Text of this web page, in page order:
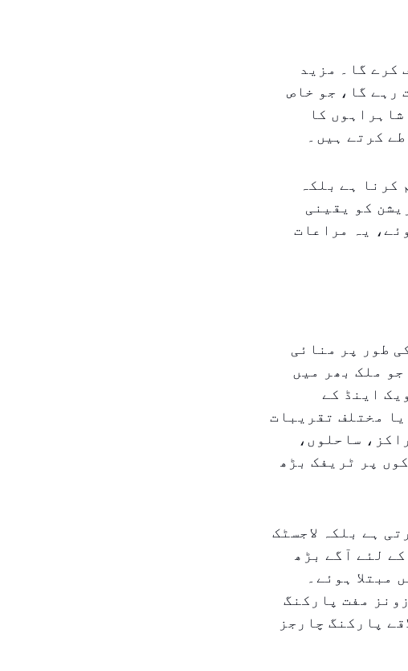
کرے گا۔ مزید
رہے گا، جو خاص
کا
کرتے ہیں۔
ہے بلکہ
کو یقینی
یہ مراعات
طور پر منائی
ملک بھر میں
اینڈ کے
مختلف تقریبات
ساحلوں،
پر ٹریفک بڑھ
ہے بلکہ لاجسٹک
لئے آگے بڑھ
ہوئے۔
مفت پارکنگ
پارکنگ چارجز